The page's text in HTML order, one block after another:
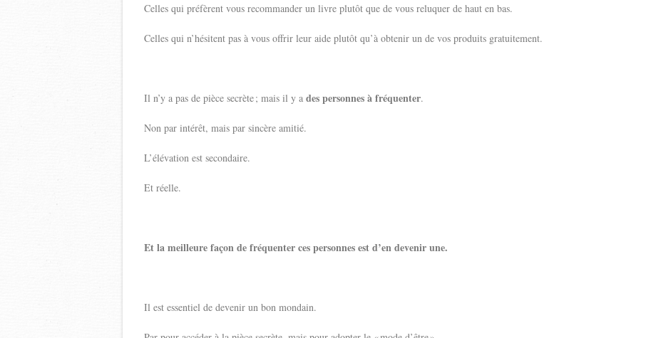
Celles qui préfèrent vous recommander un livre plutôt que de vous reluquer de haut en bas.
Celles qui n’hésitent pas à vous offrir leur aide plutôt qu’à obtenir un de vos produits gratuitement.
Il n’y a pas de pièce secrète ; mais il y a des personnes à fréquenter.
Non par intérêt, mais par sincère amitié.
L’élévation est secondaire.
Et réelle.
Et la meilleure façon de fréquenter ces personnes est d’en devenir une.
Il est essentiel de devenir un bon mondain.